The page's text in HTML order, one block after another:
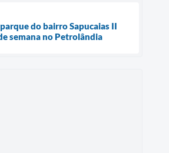
do bairro Sapucaias II
semana no Petrolândia